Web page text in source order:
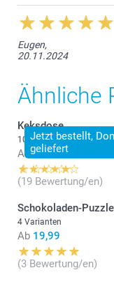
Varianten?
Eugen,
20.11.2024
Ähnliche
Jetzt bestellt,
geliefert
Keksdose
10 Varianten
Ab 19,95
(19 Bewertung/en)
Schokoladen-Puzzle
4 Varianten
Ab 19,99
(3 Bewertung/en)